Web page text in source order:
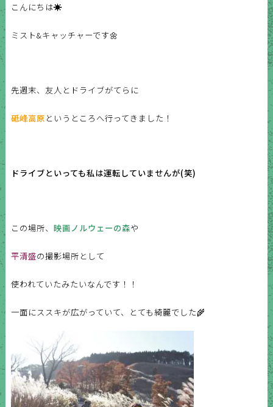
こんにちは☀️
ミスト&キャッチャーです🌼
先週末、友人とドライブがてらに
砥峰高原 というところへ行ってきました！
ドライブといっても私は運転していませんが(笑)
この場所、 映画ノルウェーの森や
平清盛の撮影場所として
使われていたみたいなんです！！
一面にススキが広がっていて、とても綺麗でした🌾